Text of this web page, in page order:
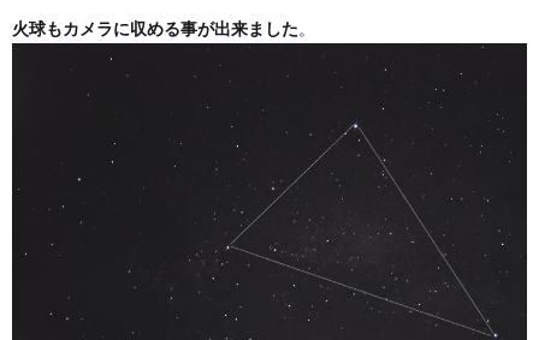
火球もカメラに収める事が出来ました。